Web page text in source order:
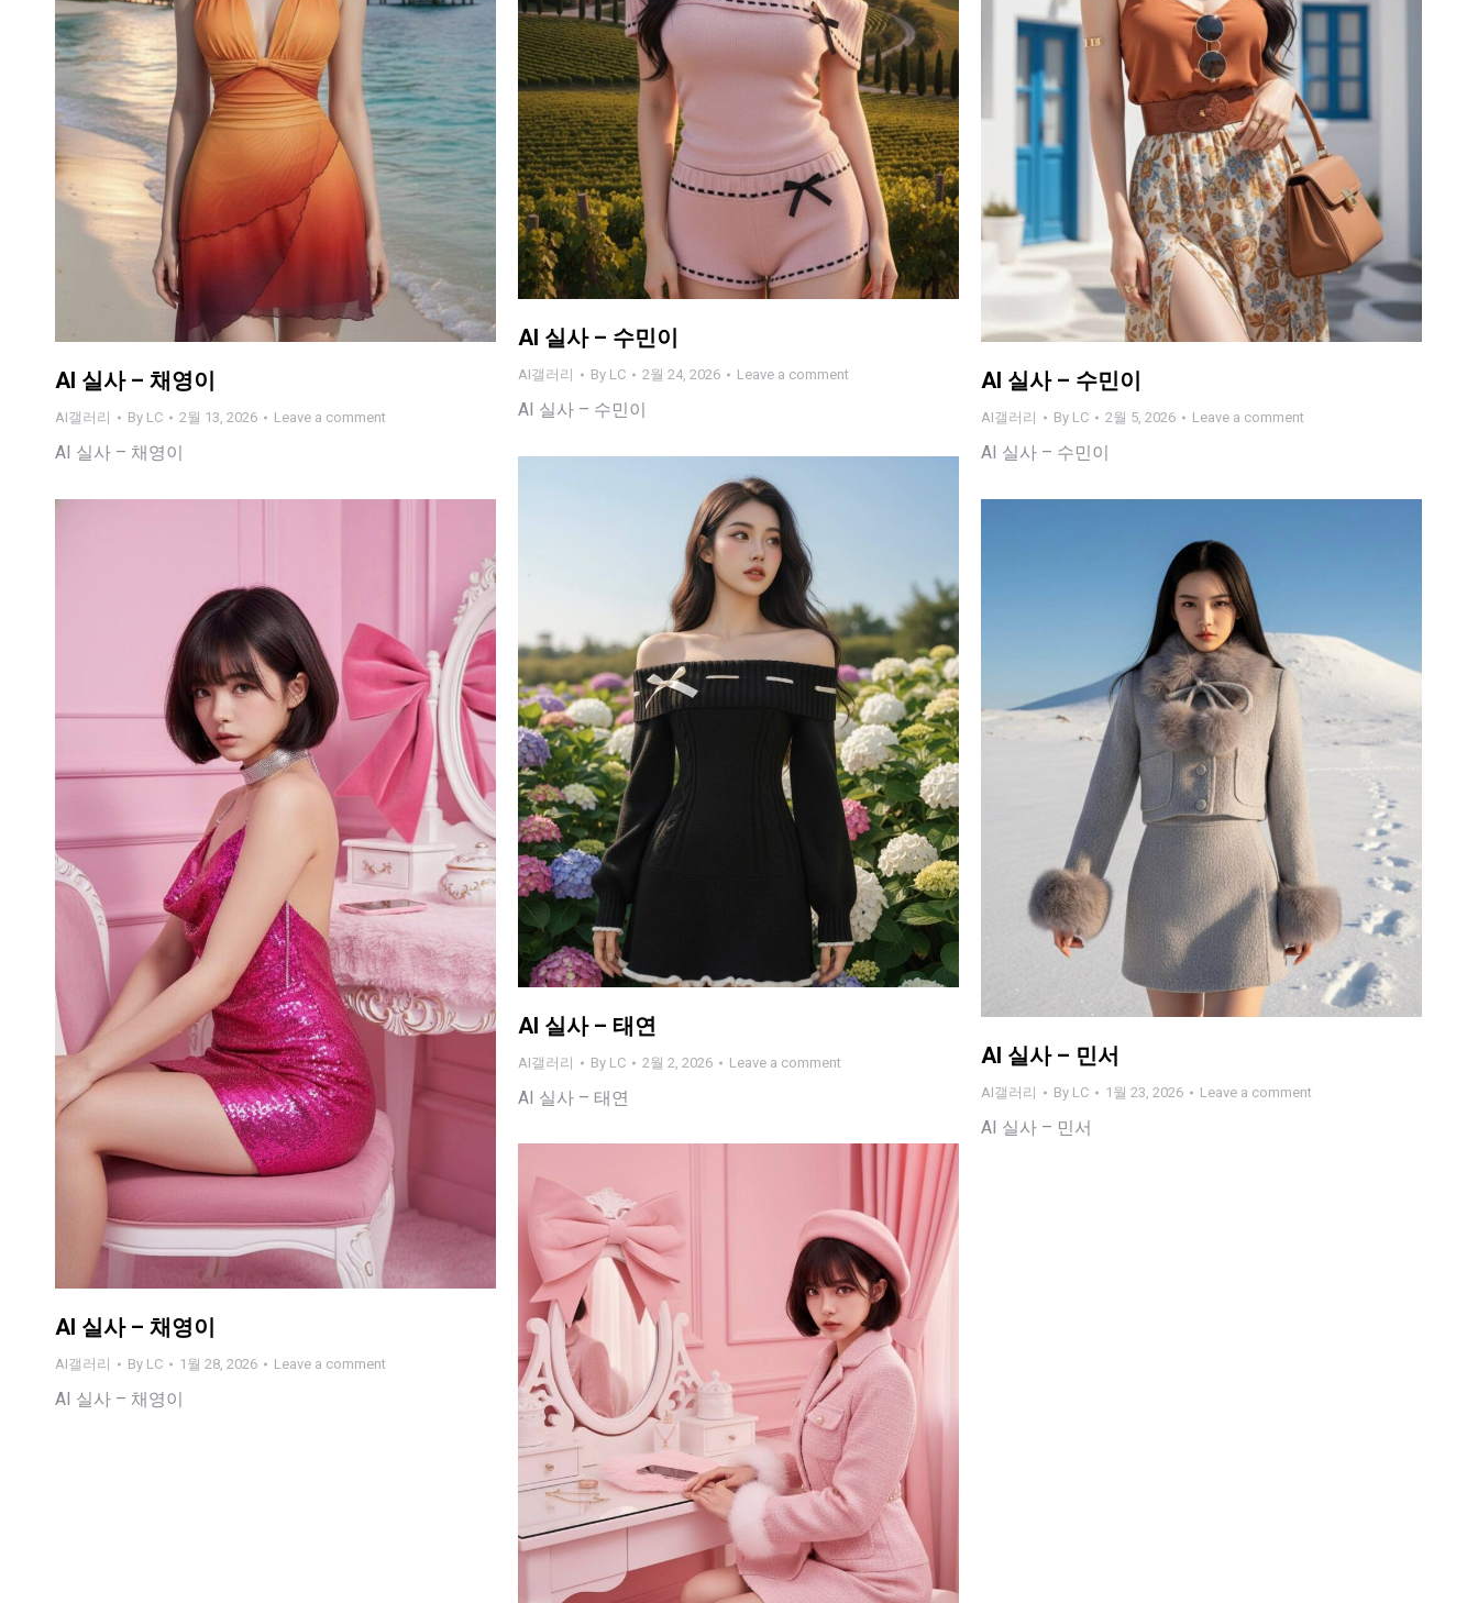
AI 실사 – 수민이
AI갤러리 By LC 2월 24, 2026 Leave a comment
AI 실사 – 수민이
AI 실사 – 채영이
AI갤러리 By LC 2월 13, 2026 Leave a comment
AI 실사 – 채영이
AI 실사 – 수민이
AI갤러리 By LC 2월 5, 2026 Leave a comment
AI 실사 – 수민이
AI 실사 – 태연
AI갤러리 By LC 2월 2, 2026 Leave a comment
AI 실사 – 태연
AI 실사 – 채영이
AI갤러리 By LC 1월 28, 2026 Leave a comment
AI 실사 – 채영이
AI 실사 – 민서
AI갤러리 By LC 1월 23, 2026 Leave a comment
AI 실사 – 민서